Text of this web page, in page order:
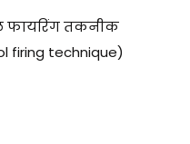
फायरिंग तकनीक
firing technique)